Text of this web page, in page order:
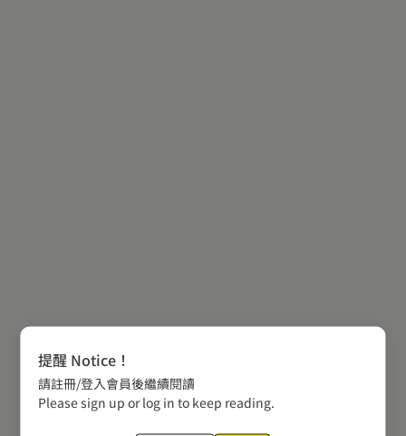
提醒 Notice！
請註冊/登入會員後繼續閱讀
Please sign up or log in to keep reading.